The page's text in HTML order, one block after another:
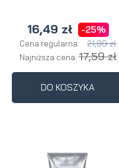
16,49 zł -25%
Cena regularna: 21,99 zł
Najniższa cena:17,59 zł
DO KOSZYKA